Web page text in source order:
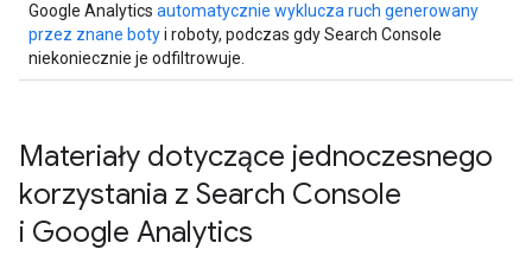
Google Analytics automatycznie wyklucza ruch generowany
przez znane botyi roboty, podczas gdy Search Console
niekoniecznie je odfiltrowuje.
Materiały dotyczące jednoczesnego
korzystania z Search Console
i Google Analytics